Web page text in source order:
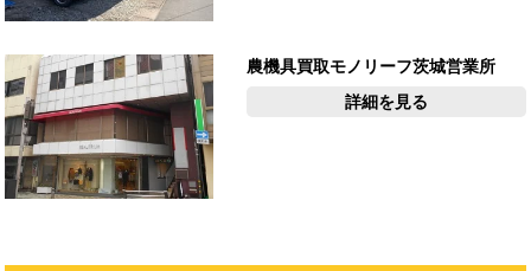
農機具買取モノリーフ茨城営業所
詳細を見る